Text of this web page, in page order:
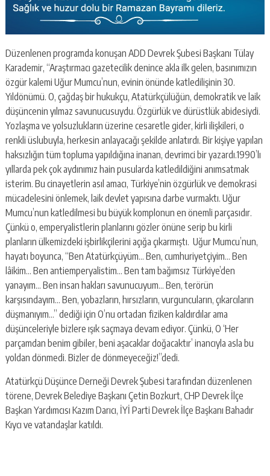
Düzenlenen programda konuşan ADD Devrek Şubesi Başkanı Tülay
Karademir, “Araştırmacı gazetecilik denince akla ilk gelen, basınımızın
özgür kalemi Uğur Mumcu’nun, evinin önünde katledilişinin 30.
Yıldönümü. O, çağdaş bir hukukçu, Atatürkçülüğün, demokratik ve laik
düşüncenin yılmaz savunucusuydu. Özgürlük ve dürüstlük abidesiydi.
Yozlaşma ve yolsuzlukların üzerine cesaretle gider, kirli ilişkileri, o
renkli üslubuyla, herkesin anlayacağı şekilde anlatırdı. Bir kişiye yapılan
haksızlığın tüm topluma yapıldığına inanan, devrimci bir yazardı.1990’lı
yıllarda pek çok aydınımız hain pusularda katledildiğini anımsatmak
isterim. Bu cinayetlerin asıl amacı, Türkiye’nin özgürlük ve demokrasi
mücadelesini önlemek, laik devlet yapısına darbe vurmaktı. Uğur
Mumcu’nun katledilmesi bu büyük komplonun en önemli parçasıdır.
Çünkü o, emperyalistlerin planlarını gözler önüne serip bu kirli
planların ülkemizdeki işbirlikçilerini açığa çıkarmıştı. Uğur Mumcu’nun,
hayatı boyunca, “Ben Atatürkçüyüm… Ben, cumhuriyetçiyim… Ben
lâikim… Ben antiemperyalistim… Ben tam bağımsız Türkiye’den
yanayım… Ben insan hakları savunucuyum… Ben, terörün
karşısındayım… Ben, yobazların, hırsızların, vurguncuların, çıkarcıların
düşmanıyım…” dediği için O’nu ortadan fiziken kaldırdılar ama
düşünceleriyle bizlere ışık saçmaya devam ediyor. Çünkü, O ‘Her
parçamdan benim gibiler, beni aşacaklar doğacaktır’ inancıyla asla bu
yoldan dönmedi. Bizler de dönmeyeceğiz!”dedi.
Atatürkçü Düşünce Derneği Devrek Şubesi tarafından düzenlenen
törene, Devrek Belediye Başkanı Çetin Bozkurt, CHP Devrek İlçe
Başkan Yardımcısı Kazım Darıcı, İYİ Parti Devrek İlçe Başkanı Bahadır
Kıycı ve vatandaşlar katıldı.